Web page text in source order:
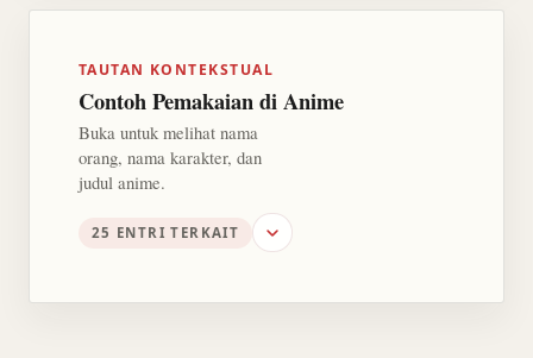
TAUTAN KONTEKSTUAL
Contoh Pemakaian di Anime
Buka untuk melihat nama
orang, nama karakter, dan
judul anime.
25 ENTRI TERKAIT